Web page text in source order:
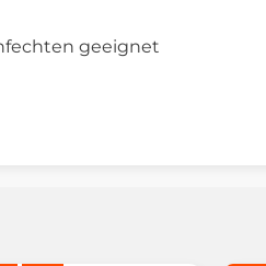
geeignet